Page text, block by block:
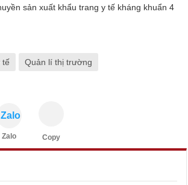
sản xuất khẩu trang y tế kháng khuẩn 4
tế Quản lí thị trường
Zalo
Zalo Copy